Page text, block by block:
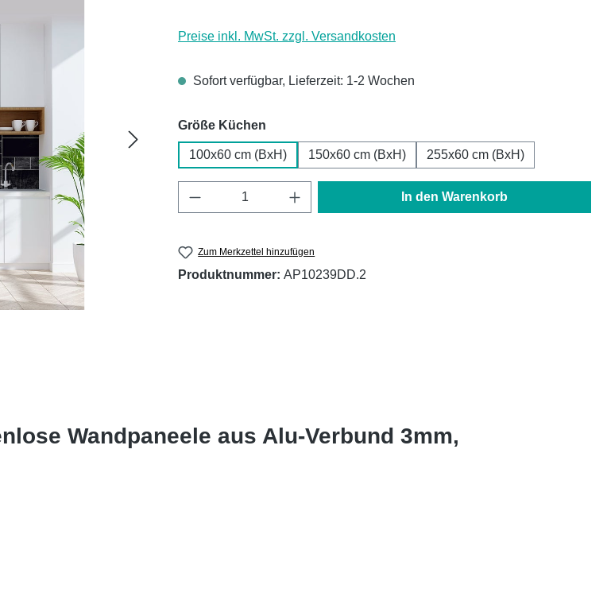
Preise inkl. MwSt. zzgl. Versandkosten
Sofort verfügbar, Lieferzeit: 1-2 Wochen
Größe Küchen
100x60 cm (BxH) 150x60 cm (BxH) 255x60 cm (BxH)
Produkt Anzahl: Gib den gewünschten Wert ein
In den Warenkorb
Zum Merkzettel hinzufügen
Produktnummer: AP10239DD.2
Wandpaneele aus Alu-Verbund 3mm,